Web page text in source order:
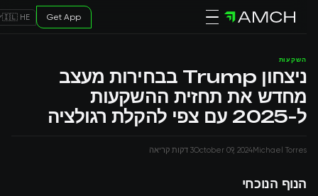
🇮🇱 HE Get App
השקעות
ניצחון Trump בבחירות מעצב
מחדש את תחזית ההשקעות
ל-2025 עם צפי להקלת רגולציה
Michael Torres
October 09, 20243 דקות קריאה
הנוף הנוכחי